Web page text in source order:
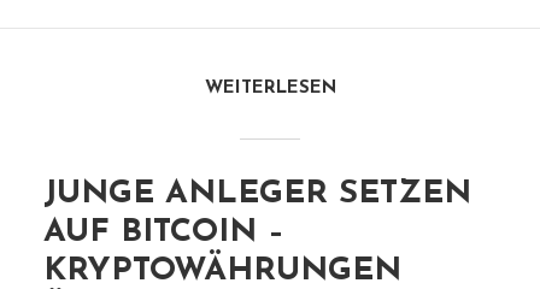
WEITERLESEN
JUNGE ANLEGER SETZEN
AUF BITCOIN –
KRYPTOWÄHRUNGEN